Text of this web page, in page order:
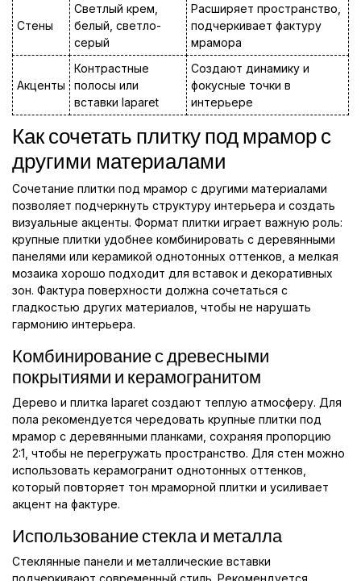
Стены
Светлый крем,
белый, светло-
серый
Расширяет пространство,
подчеркивает фактуру
мрамора
Акценты
Контрастные
полосы или
вставки laparet
Создают динамику и
фокусные точки в
интерьере
Как сочетать плитку под мрамор с
другими материалами
Сочетание плитки под мрамор с другими материалами
позволяет подчеркнуть структуру интерьера и создать
визуальные акценты. Формат плитки играет важную роль:
крупные плитки удобнее комбинировать с деревянными
панелями или керамикой однотонных оттенков, а мелкая
мозаика хорошо подходит для вставок и декоративных
зон. Фактура поверхности должна сочетаться с
гладкостью других материалов, чтобы не нарушать
гармонию интерьера.
Комбинирование с древесными
покрытиями и керамогранитом
Дерево и плитка laparet создают теплую атмосферу. Для
пола рекомендуется чередовать крупные плитки под
мрамор с деревянными планками, сохраняя пропорцию
2:1, чтобы не перегружать пространство. Для стен можно
использовать керамогранит однотонных оттенков,
который повторяет тон мраморной плитки и усиливает
акцент на фактуре.
Использование стекла и металла
Стеклянные панели и металлические вставки
подчеркивают современный стиль. Рекомендуется